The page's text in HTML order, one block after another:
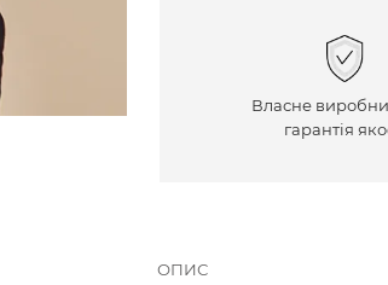
Власне
гарантія
ОПИС